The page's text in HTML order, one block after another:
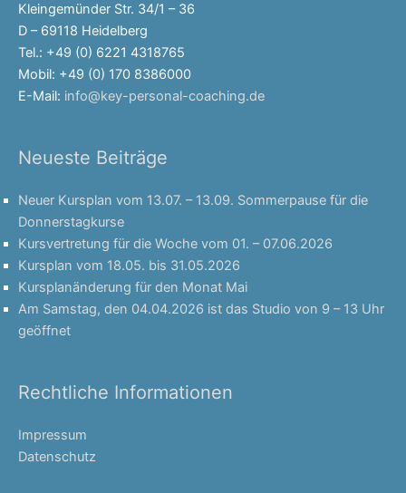
Kleingemünder Str. 34/1 – 36
D – 69118 Heidelberg
Tel.: +49 (0) 6221 4318765
Mobil: +49 (0) 170 8386000
E-Mail: info@key-personal-coaching.de
Neueste Beiträge
Neuer Kursplan vom 13.07. – 13.09. Sommerpause für die
Donnerstagkurse
Kursvertretung für die Woche vom 01. – 07.06.2026
Kursplan vom 18.05. bis 31.05.2026
Kursplanänderung für den Monat Mai
Am Samstag, den 04.04.2026 ist das Studio von 9 – 13 Uhr
geöffnet
Rechtliche Informationen
Impressum
Datenschutz